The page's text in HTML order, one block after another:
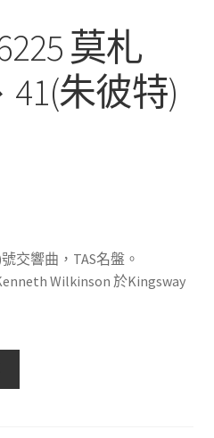
莫札
朱彼特)
交響曲，TAS名盤。
Wilkinson 於Kingsway